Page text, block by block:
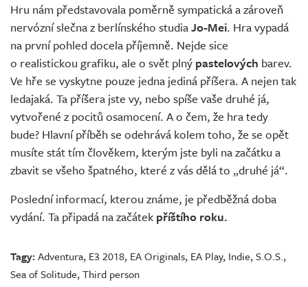
Hru nám představovala poměrně sympatická a zároveň
nervózní slečna z berlínského studiaJo-Mei. Hra vypadá
na první pohled docela příjemně. Nejde sice
o realistickou grafiku, ale o svět plný pastelových barev.
Ve hře se vyskytne pouze jedna jediná příšera. A nejen tak
ledajaká. Ta příšera jste vy, nebo spíše vaše druhé já,
vytvořené z pocitů osamocení. A o čem, že hra tedy
bude? Hlavní příběh se odehrává kolem toho, že se opět
musíte stát tím člověkem, kterým jste byli na začátku a
zbavit se všeho špatného, které z vás dělá to „druhé já“.
Poslední informací, kterou známe, je předběžná doba
vydání. Ta připadá na začátek příštího roku.
Tagy:Adventura, E3 2018, EA Originals, EA Play, Indie,S.O.S.,
Sea of Solitude,Third person